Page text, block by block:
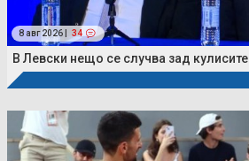
8 авг 2026 | 34
В Левски нещо се случва зад кулисите